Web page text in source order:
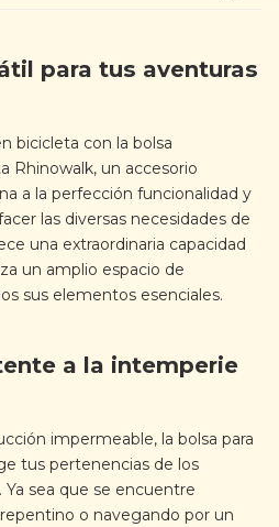
para tus aventuras
bicicleta con la bolsa
Rhinowalk, un accesorio
a la perfección funcionalidad y
las diversas necesidades de
una extraordinaria capacidad
un amplio espacio de
sus elementos esenciales.
a la intemperie
impermeable, la bolsa para
tus pertenencias de los
sea que se encuentre
o navegando por un